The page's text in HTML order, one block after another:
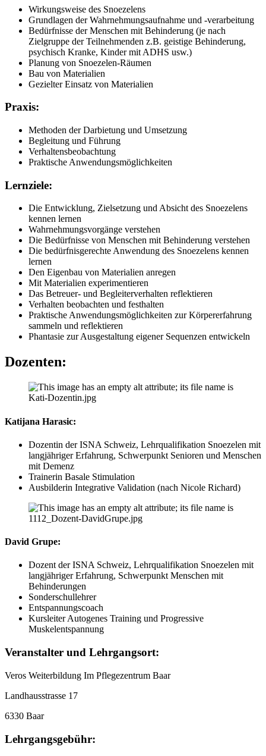
Wirkungsweise des Snoezelens
Grundlagen der Wahrnehmungsaufnahme und -verarbeitung
Bedürfnisse der Menschen mit Behinderung (je nach
Zielgruppe der Teilnehmenden z.B. geistige Behinderung,
psychisch Kranke, Kinder mit ADHS usw.)
Planung von Snoezelen-Räumen
Bau von Materialien
Gezielter Einsatz von Materialien
Praxis:
Methoden der Darbietung und Umsetzung
Begleitung und Führung
Verhaltensbeobachtung
Praktische Anwendungsmöglichkeiten
Lernziele:
Die Entwicklung, Zielsetzung und Absicht des Snoezelens
kennen lernen
Wahrnehmungsvorgänge verstehen
Die Bedürfnisse von Menschen mit Behinderung verstehen
Die bedürfnisgerechte Anwendung des Snoezelens kennen
lernen
Den Eigenbau von Materialien anregen
Mit Materialien experimentieren
Das Betreuer- und Begleiterverhalten reflektieren
Verhalten beobachten und festhalten
Praktische Anwendungsmöglichkeiten zur Körpererfahrung
sammeln und reflektieren
Phantasie zur Ausgestaltung eigener Sequenzen entwickeln
Dozenten:
Katijana Harasic:
Dozentin der ISNA Schweiz, Lehrqualifikation Snoezelen mit
langjähriger Erfahrung, Schwerpunkt Senioren und Menschen
mit Demenz
Trainerin Basale Stimulation
Ausbilderin Integrative Validation (nach Nicole Richard)
David Grupe:
Dozent der ISNA Schweiz, Lehrqualifikation Snoezelen mit
langjähriger Erfahrung, Schwerpunkt Menschen mit
Behinderungen
Sonderschullehrer
Entspannungscoach
Kursleiter Autogenes Training und Progressive
Muskelentspannung
Veranstalter und Lehrgangsort:
Veros Weiterbildung Im Pflegezentrum Baar
Landhausstrasse 17
6330 Baar
Lehrgangsgebühr: